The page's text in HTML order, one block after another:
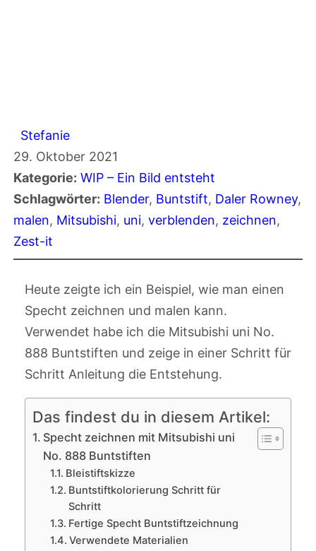
Stefanie
29. Oktober 2021
Kategorie: WIP – Ein Bild entsteht
Schlagwörter: Blender, Buntstift, Daler Rowney
malen, Mitsubishi, uni, verblenden, zeichnen
Zest-it
Heute zeigte ich ein Beispiel, wie man einen
Specht zeichnen und malen kann.
Verwendet habe ich die Mitsubishi uni No.
888 Buntstiften und zeige in einer Schritt für
Schritt Anleitung die Entstehung.
Das findest du in diesem Artikel:
Specht zeichnen mit Mitsubishi uni
No. 888 Buntstiften
Bleistiftskizze
Buntstiftkolorierung Schritt für
Schritt
Fertige Specht Buntstiftzeichnung
Verwendete Materialien